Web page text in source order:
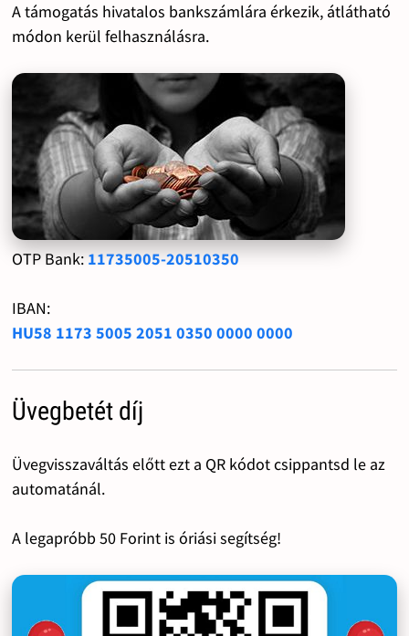
A támogatás hivatalos bankszámlára érkezik, átlátható
módon kerül felhasználásra.
OTP Bank: 11735005-20510350
IBAN:
HU58 1173 5005 2051 0350 0000 0000
Üvegbetét díj
Üvegvisszaváltás előtt ezt a QR kódot csippantsd le az
automatánál.
A legapróbb 50 Forint is óriási segítség!